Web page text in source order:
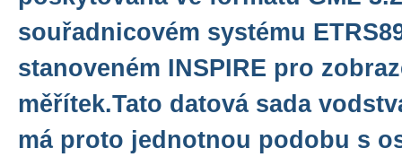
souřadnicovém systému
stanoveném INSPIRE pro
měřítek.Tato datová sada
má proto jednotnou podobu s